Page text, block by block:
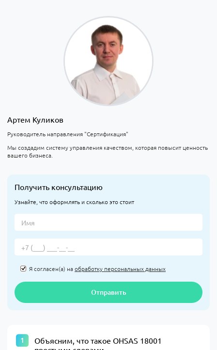
Артем Куликов
Руководитель направления "Сертификация"
Мы создадим систему управления качеством, которая повысит ценность
вашего бизнеса.
Получить консультацию
Узнайте, что оформлять и сколько это стоит
Я согласен(а) наобработку персональных данных
Отправить
Объясним, что такое OHSAS 18001